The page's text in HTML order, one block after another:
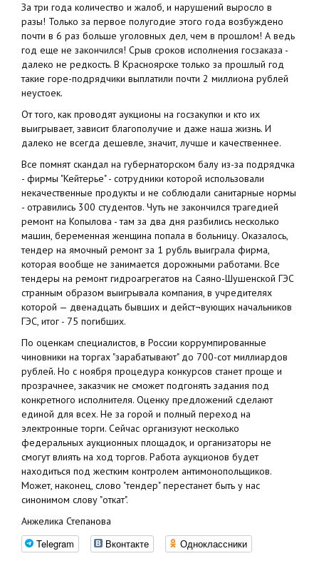
За три года количество и жалоб, и нарушений выросло в
разы! Только за первое полугодие этого года возбуждено
почти в 6 раз больше уголовных дел, чем в прошлом! А ведь
год еще не закончился! Срыв сроков исполнения госзаказа -
далеко не редкость. В Красноярске только за прошлый год
такие горе-подрядчики выплатили почти 2 миллиона рублей
неустоек.
От того, как проводят аукционы на госзакупки и кто их
выигрывает, зависит благополучие и даже наша жизнь. И
далеко не всегда дешевле, значит, лучше и качественнее.
Все помнят скандал на губернаторском балу из-за подрядчка
- фирмы "Кейтерье" - сотрудники которой использовали
некачественные продукты и не соблюдали санитарные нормы
- отравились 300 студентов. Чуть не закончился трагедией
ремонт на Копылова - там за два дня разбились несколько
машин, беременная женщина попала в больницу. Оказалось,
тендер на ямочный ремонт за 1 рубль выиграла фирма,
которая вообще не занимается дорожными работами. Все
тендеры на ремонт гидроагрегатов на Саяно-Шушенской ГЭС
странным образом выигрывала компания, в учредителях
которой — двенадцать бывших и дейст¬вующих начальников
ГЭС, итог - 75 погибших.
По оценкам специалистов, в России коррумпированные
чиновники на торгах "зарабатывают" до 700-сот миллиардов
рублей. Но с ноября процедура конкурсов станет проще и
прозрачнее, заказчик не сможет подгонять задания под
конкретного исполнителя. Оценку предложений сделают
единой для всех. Не за горой и полный переход на
электронные торги. Сейчас организуют несколько
федеральных аукционных площадок, и организаторы не
смогут влиять на ход торгов. Работа аукционов будет
находиться под жестким контролем антимонопольщиков.
Может, наконец, слово "тендер" перестанет быть у нас
синонимом слову "откат".
Анжелика Степанова
Telegram Вконтакте Одноклассники